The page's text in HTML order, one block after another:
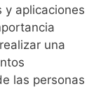
y aplicaciones
una
las personas